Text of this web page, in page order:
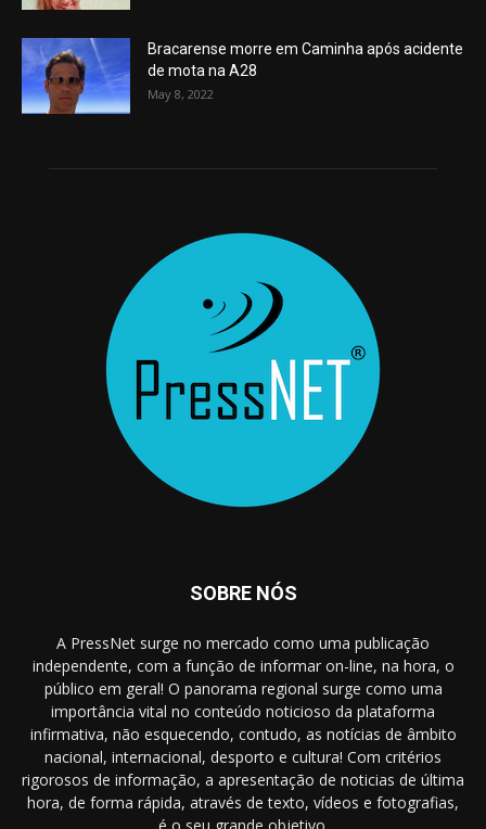
Bracarense morre em Caminha após acidente
de mota na A28
May 8, 2022
SOBRE NÓS
A PressNet surge no mercado como uma publicação
independente, com a função de informar on-line, na hora, o
público em geral! O panorama regional surge como uma
importância vital no conteúdo noticioso da plataforma
infirmativa, não esquecendo, contudo, as notícias de âmbito
nacional, internacional, desporto e cultura! Com critérios
rigorosos de informação, a apresentação de noticias de última
hora, de forma rápida, através de texto, vídeos e fotografias,